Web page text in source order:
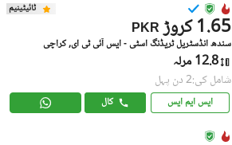
ٹائیٹینیم
PKR 1.65 کروڑ
سندھ انڈسٹریل ٹریڈنگ اسٹی - ایس آئی ٹی ای, کراچی
12.8 مرلہ
شامل کی:2 دن پہل
ایس ایم ایس کال